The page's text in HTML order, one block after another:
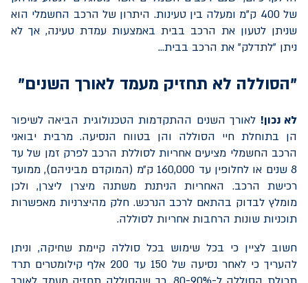
של 400 ק"מ ומעלה בין טעינות. היתרון של הרכב החשמלי הוא
שניתן לטעון את הרכב בבית באמצעות עמדת טעינה, אך לא
ניתן "לתדלק" את הרכב בבית...
"הסוללה לא תחזיק מעמד לאורך השנים"
לא נכון! לאורך השנים ההתקדמות הטכנולוגית הביאה לשיפור
הן בתוחלת חיי הסוללה והן בטווח הנסיעה. מרבית יבואני
הרכב החשמלי מציעים אחריות לסוללת הרכב לפרק זמן של עד
8 שנים או לחלופין עד 160,000 ק״מ (המוקדם מביניהם), ממועד
רכישת הרכב. האחריות הניתנת משתנה מיצרן ליצרן, ולכן
מומלץ לבדוק בהתאם לרכב הנרכש. חלק מהיצרניות מאפשרות
תוכניות שונות הרחבות אחריות לסוללה.
חשוב לציין כי בכל שימוש בכל סוללה קיימת שחיקה, וניתן
להעריך כי לאחר נסיעה של 150 עד 200 אלף קילומטרים תרד